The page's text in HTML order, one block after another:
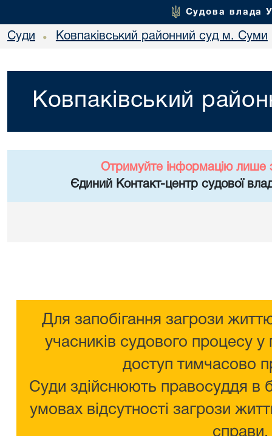
Судова влада
Суди • Ковпаківський районний суд м. Суми
Ковпаківський
Отримуйте інформацію лише
Єдиний Контакт-центр судової
Для запобігання загрози
учасників судового процесу у
доступ тимчасово
Суди здійснюють правосуддя в
умовах відсутності загрози
справи.